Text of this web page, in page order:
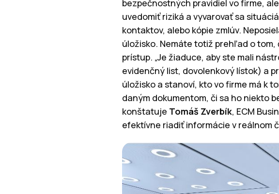
bezpečnostných pravidiel vo firme,
uvedomiť riziká a vyvarovať sa
kontaktov, alebo kópie zmlúv.
úložisko. Nemáte totiž prehľad o tom,
prístup. „Je žiaduce, aby ste mali
evidenčný list, dovolenkový lístok) a
úložisko a stanoví, kto vo firme má k
daným dokumentom, či sa ho niekto
konštatuje Tomáš Zverbík, ECM
efektívne riadiť informácie v reálnom